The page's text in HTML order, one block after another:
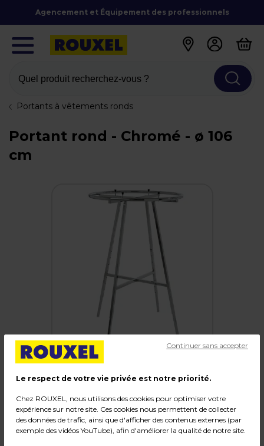
Agencement et Équipement des professionnels
Quel produit recherchez-vous ?
Portants à vêtements ronds
Portant rond - Chromé - ø 106
cm
Portant rond
Code :216296
Le respect de votre vie privée est notre priorité.
Chez ROUXEL, nous utilisons des cookies pour optimiser votre
expérience sur notre site. Ces cookies nous permettent de collecter
des données de trafic, ainsi que d'afficher des contenus externes (par
exemple des vidéos YouTube), afin d'améliorer la qualité de notre site.
Continuer sans accepter